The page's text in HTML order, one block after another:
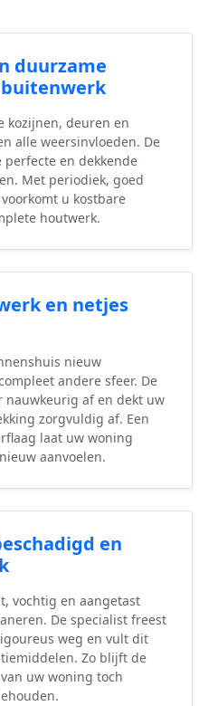
duurzame
kozijnen, deuren en
alle weersinvloeden. De
en dekkende
Met periodiek, goed
u kostbare
houtwerk.
en netjes
nieuw
andere sfeer. De
nauwkeurig af en dekt uw
zorgvuldig af. Een
laat uw woning
aanvoelen.
en
vochtig en aangetast
De specialist freest
weg en vult dit
Zo blijft de
uw woning toch